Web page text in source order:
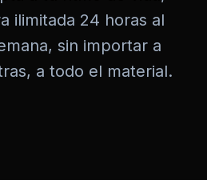
ilimitada 24 horas al
sin importar a
a todo el material.